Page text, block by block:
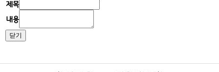
제목
내용